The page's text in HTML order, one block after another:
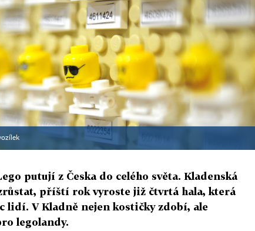
putují z Česka do celého světa. Kladenská
příští rok vyroste již čtvrtá hala, která
lidí. V Kladně nejen kostičky zdobí, ale
legolandy.